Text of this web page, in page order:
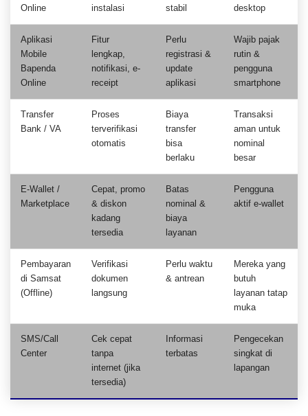
Online
instalasi
stabil
desktop
Aplikasi
Mobile
Bapenda
Online
Fitur
lengkap,
notifikasi, e-
receipt
Perlu
registrasi &
update
aplikasi
Wajib pajak
rutin &
pengguna
smartphone
Transfer
Bank / VA
Proses
terverifikasi
otomatis
Biaya
transfer
bisa
berlaku
Transaksi
aman untuk
nominal
besar
E-Wallet /
Marketplace
Cepat, promo
& diskon
kadang
tersedia
Batas
nominal &
biaya
layanan
Pengguna
aktif e-wallet
Pembayaran
di Samsat
(Offline)
Verifikasi
dokumen
langsung
Perlu waktu
& antrean
Mereka yang
butuh
layanan tatap
muka
SMS/Call
Center
Cek cepat
tanpa
internet (jika
tersedia)
Informasi
terbatas
Pengecekan
singkat di
lapangan